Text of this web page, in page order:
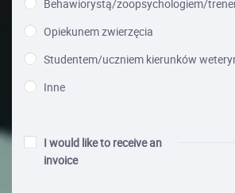
Behawiorystą/zoopsychologiem/
Opiekunem zwierzęcia
Studentem/uczniem kierunków
Inne
I would like to receive an
invoice